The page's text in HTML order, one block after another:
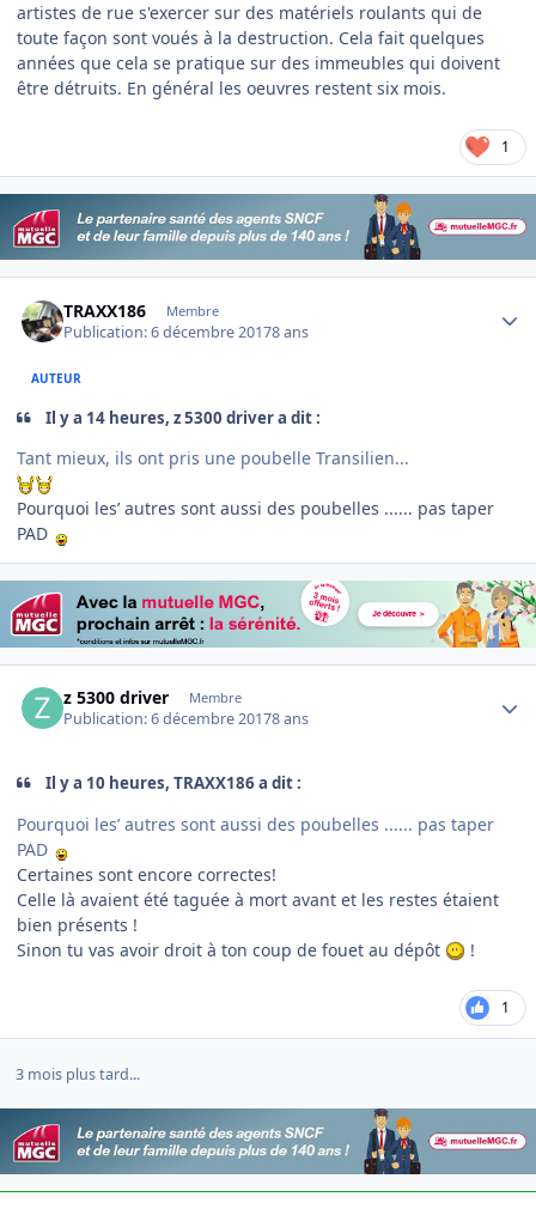
artistes de rue s'exercer sur des matériels roulants qui de
toute façon sont voués à la destruction. Cela fait quelques
années que cela se pratique sur des immeubles qui doivent
être détruits. En général les oeuvres restent six mois.
1
TRAXX186 Membre
Publication:6 décembre 20178 ans
AUTEUR
Il y a 14 heures, z 5300 driver a dit :
Tant mieux, ils ont pris une poubelle Transilien...
Pourquoi les’ autres sont aussi des poubelles ...... pas taper
PAD
z 5300 driver Membre
Publication:6 décembre 20178 ans
Il y a 10 heures, TRAXX186 a dit :
Pourquoi les’ autres sont aussi des poubelles ...... pas taper
PAD
Certaines sont encore correctes!
Celle là avaient été taguée à mort avant et les restes étaient
bien présents !
Sinon tu vas avoir droit à ton coup de fouet au dépôt
!
1
3 mois plus tard...